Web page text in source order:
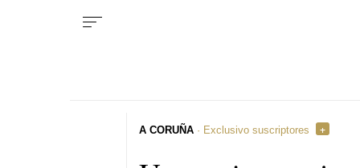
A CORUÑA · Exclusivo suscriptores